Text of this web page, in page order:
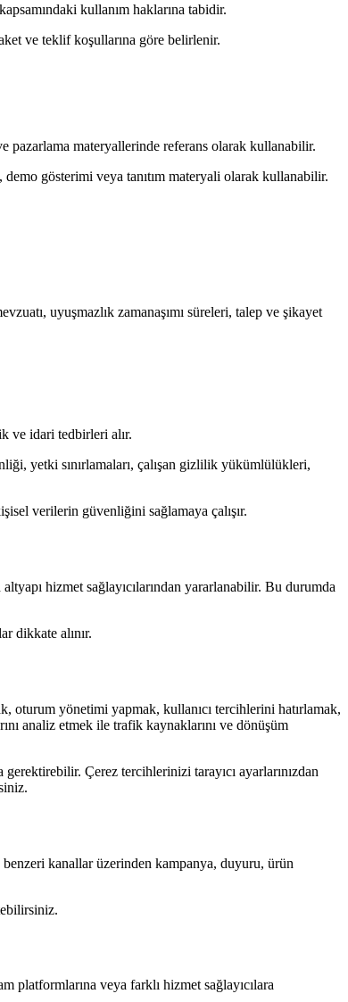
kullanım haklarına tabidir.
ve teklif koşullarına göre belirlenir.
pazarlama materyallerinde referans olarak kullanabilir.
demo gösterimi veya tanıtım materyali olarak kullanabilir.
uyuşmazlık zamanaşımı süreleri, talep ve şikayet
ve idari tedbirleri alır.
yetki sınırlamaları, çalışan gizlilik yükümlülükleri,
verilerin güvenliğini sağlamaya çalışır.
hizmet sağlayıcılarından yararlanabilir. Bu durumda
dikkate alınır.
oturum yönetimi yapmak, kullanıcı tercihlerini hatırlamak,
analiz etmek ile trafik kaynaklarını ve dönüşüm
Çerez tercihlerinizi tarayıcı ayarlarınızdan
kanallar üzerinden kampanya, duyuru, ürün
platformlarına veya farklı hizmet sağlayıcılara